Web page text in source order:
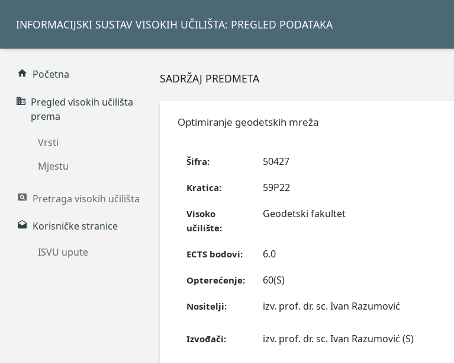
INFORMACIJSKI SUSTAV VISOKIH UČILIŠTA: PREGLED PODATAKA
Početna
Pregled visokih učilišta
prema
Vrsti
Mjestu
Pretraga visokih učilišta
Korisničke stranice
ISVU upute
SADRŽAJ PREDMETA
Optimiranje geodetskih mreža
Šifra: 50427
Kratica: 59P22
Visoko
učilište:
Geodetski fakultet
ECTS bodovi: 6.0
Opterećenje: 60(S)
Nositelji: izv. prof. dr. sc. Ivan Razumović
Izvođači: izv. prof. dr. sc. Ivan Razumović (S)